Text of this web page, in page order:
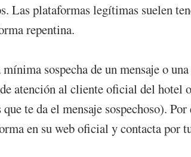
Las plataformas legítimas suelen
repentina.
sospecha de un mensaje o
atención al cliente oficial del hotel
te da el mensaje sospechoso).
en su web oficial y contacta por